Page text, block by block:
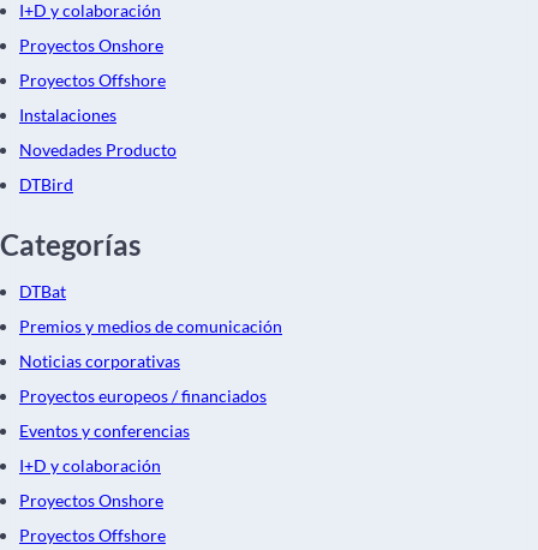
I+D y colaboración
Proyectos Onshore
Proyectos Offshore
Instalaciones
Novedades Producto
DTBird
Categorías
DTBat
Premios y medios de comunicación
Noticias corporativas
Proyectos europeos / financiados
Eventos y conferencias
I+D y colaboración
Proyectos Onshore
Proyectos Offshore